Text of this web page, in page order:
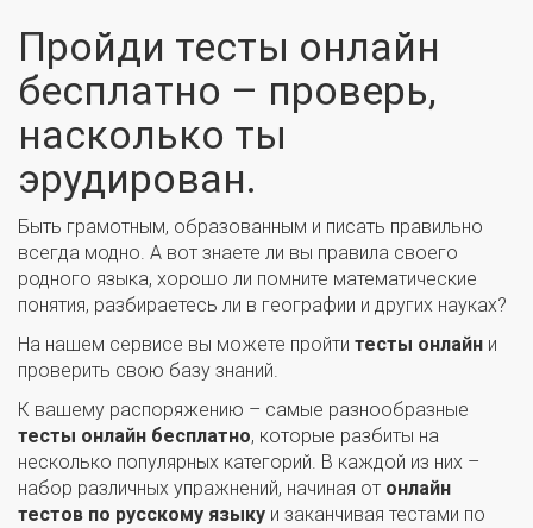
Пройди тесты онлайн
бесплатно – проверь,
насколько ты
эрудирован.
Быть грамотным, образованным и писать правильно
всегда модно. А вот знаете ли вы правила своего
родного языка, хорошо ли помните математические
понятия, разбираетесь ли в географии и других науках?
На нашем сервисе вы можете пройти тесты онлайн и
проверить свою базу знаний.
К вашему распоряжению – самые разнообразные
тесты онлайн бесплатно, которые разбиты на
несколько популярных категорий. В каждой из них –
набор различных упражнений, начиная от онлайн
тестов по русскому языку и заканчивая тестами по